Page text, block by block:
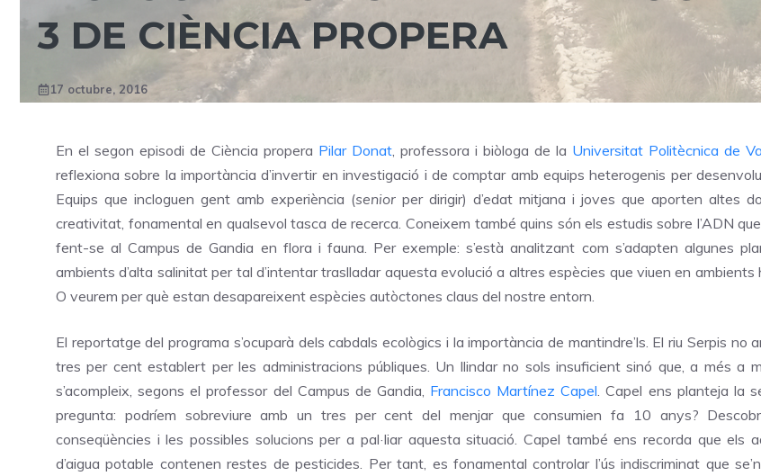
3 DE CIÈNCIA PROPERA
17 octubre, 2016
En el segon episodi de Ciència propera Pilar Donat, professora i biòloga de la Universitat Politècnica de
reflexiona sobre la importància d’invertir en investigació i de comptar amb equips heterogenis per
Equips que incloguen gent amb experiència (senior per dirigir) d’edat mitjana i joves que aporten altes
creativitat, fonamental en qualsevol tasca de recerca. Coneixem també quins són els estudis sobre l’ADN
fent-se al Campus de Gandia en flora i fauna. Per exemple: s’està analitzant com s’adapten algunes
ambients d’alta salinitat per tal d’intentar traslladar aquesta evolució a altres espècies que viuen en ambients
O veurem per què estan desapareixent espècies autòctones claus del nostre entorn.
El reportatge del programa s’ocuparà dels cabdals ecològics i la importància de mantindre’ls. El riu Serpis no
tres per cent establert per les administracions públiques. Un llindar no sols insuficient sinó que, a més a
s’acompleix, segons el professor del Campus de Gandia, Francisco Martínez Capel. Capel ens planteja la
pregunta: podríem sobreviure amb un tres per cent del menjar que consumien fa 10 anys?
conseqüències i les possibles solucions per a pal·liar aquesta situació. Capel també ens recorda que els
d’aigua potable contenen restes de pesticides. Per tant, es fonamental controlar l’ús indiscriminat que